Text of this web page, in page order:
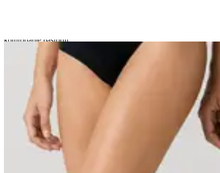
komfortable pasform.
Fås i følgende størrelser:
48-53
Se flere sorte sokker
Sokker-Sorte.dk
finder du inspiration, guides og viden om
sorte strømper. Ønsker du at se hele udvalget af sorte sokker,
bambussokker, tennissokker og mange andre modeller fra
SorteSokker, kan du finde hele sortimentet på
SorteSokker.dk